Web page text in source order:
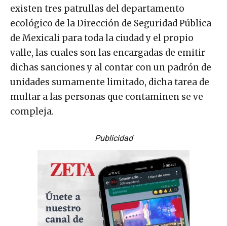
existen tres patrullas del departamento
ecológico de la Dirección de Seguridad Pública
de Mexicali para toda la ciudad y el propio
valle, las cuales son las encargadas de emitir
dichas sanciones y al contar con un padrón de
unidades sumamente limitado, dicha tarea de
multar a las personas que contaminen se ve
compleja.
Publicidad